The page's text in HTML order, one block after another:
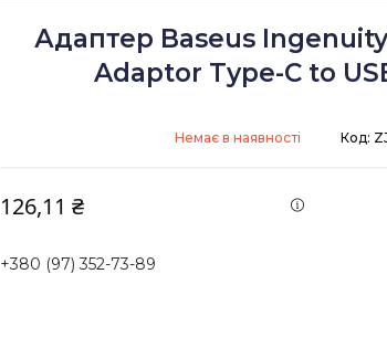
Адаптер Baseus
Adaptor Type-C to
Немає в наявності Код:
126,11 ₴
+380 (97) 352-73-89